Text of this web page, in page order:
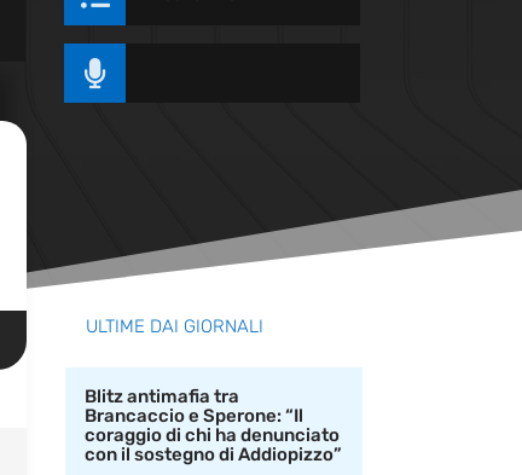

ULTIME DAI GIORNALI
Blitz antimafia tra
Brancaccio e Sperone: “Il
coraggio di chi ha denunciato
con il sostegno di Addiopizzo”